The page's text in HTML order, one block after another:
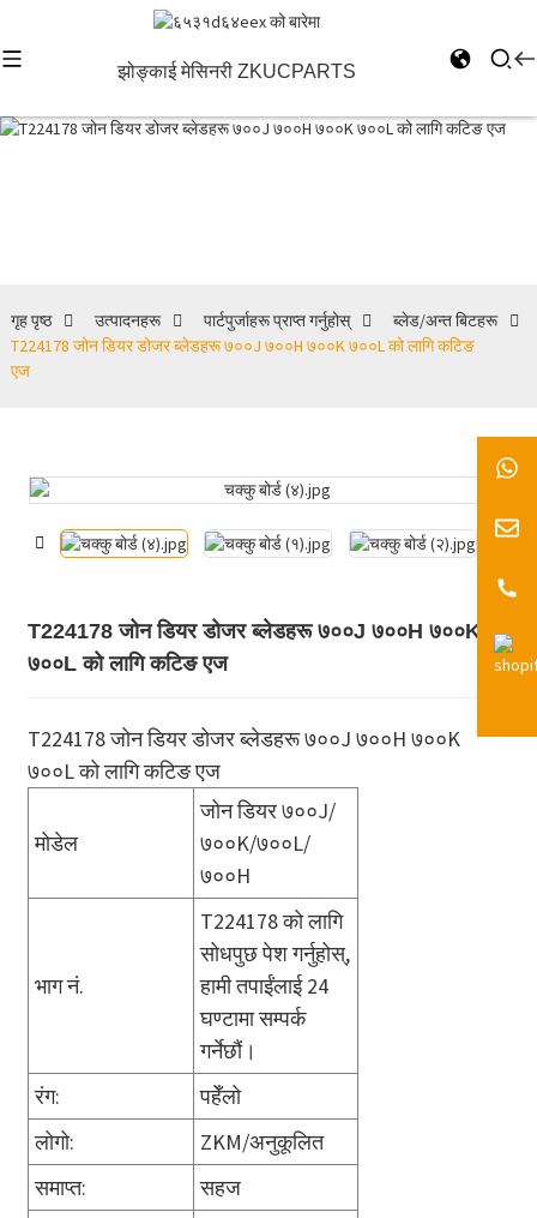
झोङ्काई मेसिनरी ZKUCPARTS
गृह पृष्ठ उत्पादनहरू पार्टपुर्जाहरू प्राप्त गर्नुहोस्
ब्लेड/अन्त बिटहरू
T224178 जोन डियर डोजर ब्लेडहरू ७००J ७००H ७००K ७००L को लागि कटिङ
एज
T224178 जोन डियर डोजर ब्लेडहरू ७००J ७००H ७००K
७००L को लागि कटिङ एज
T224178 जोन डियर डोजर ब्लेडहरू ७००J ७००H ७००K
७००L को लागि कटिङ एज
मोडेल
जोन डियर ७००J/
७००K/७००L/
७००H
भाग नं.
T224178 को लागि
सोधपुछ पेश गर्नुहोस्,
हामी तपाईंलाई 24
घण्टामा सम्पर्क
गर्नेछौं।
रंग:
पहेँलो
लोगो:
ZKM/अनुकूलित
समाप्त:
सहज